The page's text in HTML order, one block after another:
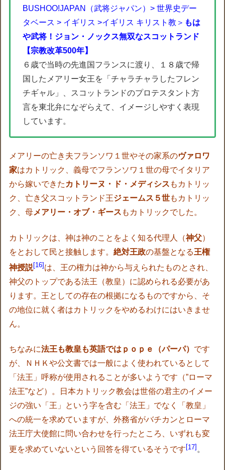
BUSHOO!JAPAN（武将ジャパン）> 世界史デー
タベース > イギリス >イギリス キリスト教＞ もは
や武将！ジョン・ノックス無双なスコットランド
【宗教改革500年】
６歳で当時の先進国フランスに渡り、１８歳で帰
国したメアリー女王を「チャラチャラしたフレン
チギャル」、スコットランドのプロテスタント方
言を東北弁になぞらえて、イメージしやすく表現
しています。
メアリーの亡き夫フランソワ１世やその家系のヴァロワ
家はカトリック、義母でフランソワ１世の母でイタリア
から嫁いできた カトリーヌ・ド・メディシス もカトリッ
ク、亡き父スコットランド王ジェームス５世もカトリッ
ク、母メアリー・オブ・ギース もカトリックでした。
カトリックは、神は神のことをよく知る代理人（神父）
をとおして民と接触します。絶対王政の基盤となる王権
神授説 16 は、王の権力は神から与えられたものとされ、
神父のトップである法王（教皇）に認められる必要があ
ります。王としての存在の根拠になるものですから、そ
の地位に就く者はカトリックをやめるわけにはいきませ
ん。
ちなみに法王も教皇も英語ではｐｏｐｅ（パーパ） です
が、ＮＨＫや公文書では一般によく使われているとして
「法王」呼称が使用されることが多いようです（”ローマ
法王”など）。日本カトリック教会は世俗の君主のイメー
ジの強い「王」という字を含む「法王」でなく「教皇」
への統一を求めていますが、外務省がバチカンとローマ
法王庁大使館に問い合わせを行ったところ、いずれも変
更を求めていないという回答を得ているそうです 17 。